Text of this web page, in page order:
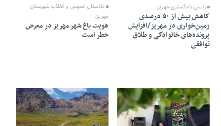
رئیس دادگستری مهریز:
کاهش بیش از ۵۰ درصدی
زمین‌خواری در مهریز/افزایش
پرونده‌های خانوادگی و طلاق
توافقی
دادستان عمومی و انقلاب شهرستان
مهریز:
هویت باغ‌ شهر مهریز در معرض
خطر است